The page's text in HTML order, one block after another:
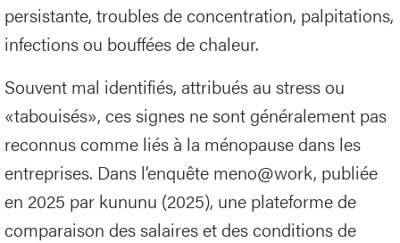
persistante, troubles de concentration, palpitations,
infections ou bouffées de chaleur.
Souvent mal identifiés, attribués au stress ou
«tabouisés», ces signes ne sont généralement pas
reconnus comme liés à la ménopause dans les
entreprises. Dans l’enquête meno@work, publiée
en 2025 par kununu (2025), une plateforme de
comparaison des salaires et des conditions de